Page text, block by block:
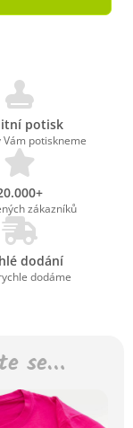
potisk
Vám potiskneme
zákazníků
dodání
dodáme
se…